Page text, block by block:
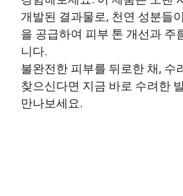
개발된 결과물로, 천연 성분들
을 공급하여 피부 톤 개선과 주
니다.
불완전한 피부를 뒤로한 채, 수
찾으신다면 지금 바로 수려한
만나보세요.